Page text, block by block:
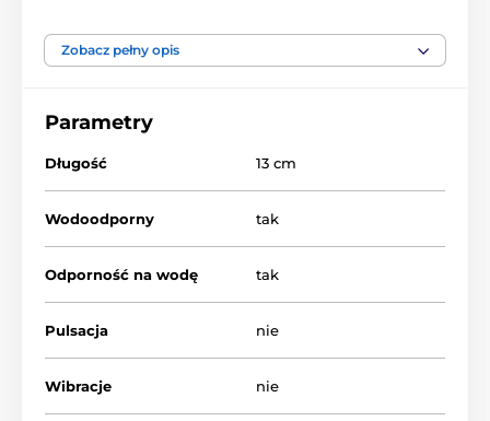
Zobacz pełny opis
Parametry
Długość 13 cm
Wodoodporny tak
Odporność na wodę tak
Pulsacja nie
Wibracje nie